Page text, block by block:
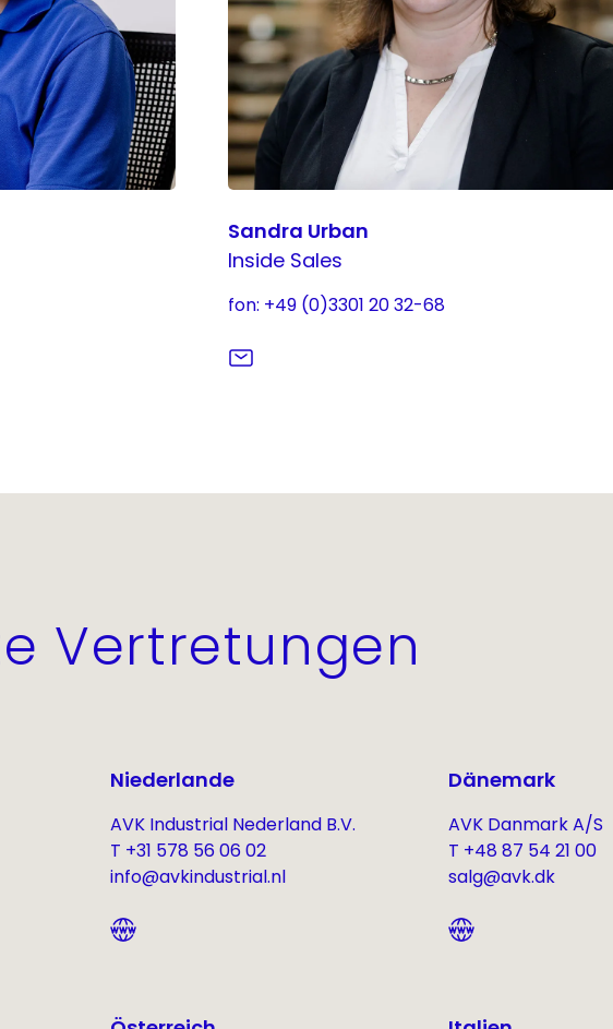
Sandra Urban
Inside Sales
fon: +49 (0)3301 20 32-68
Vertretungen
Niederlande
AVK Industrial Nederland B.V.
T +31 578 56 06 02
info@avkindustrial.nl
Dänemark
AVK Danmark A/S
T +48 87 54 21 00
salg@avk.dk